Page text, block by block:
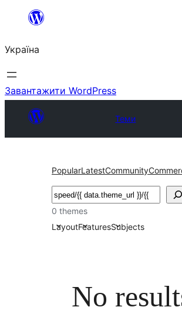
Перейти
вмісту
Україна
Завантажити WordPress
Теми
PopularLatestCommunity
Пошук
0 themes
LayoutFeaturesSubjects
No